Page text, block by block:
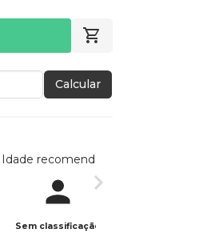
Calcular
Idade recomendada
Sem classificação